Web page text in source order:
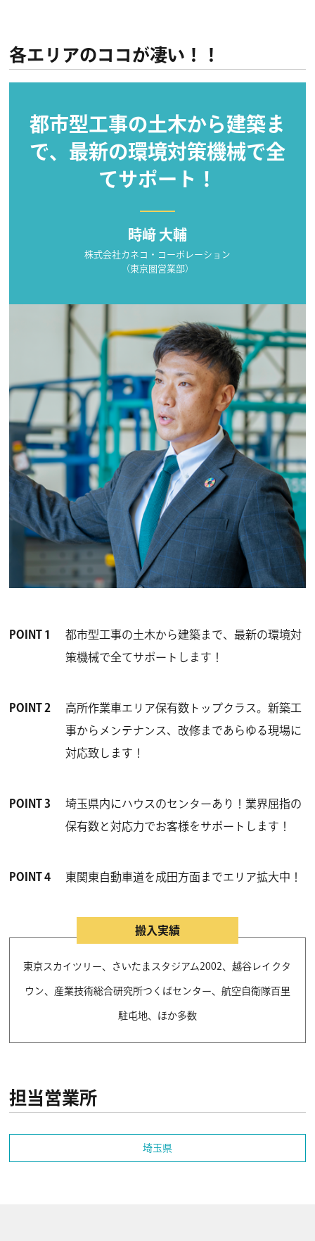
各エリアのココが凄い！！
都市型工事の土木から建築ま
で、最新の環境対策機械で全
てサポート！
時﨑 大輔
株式会社カネコ・コーポレーション
（東京圏営業部）
POINT 1
都市型工事の土木から建築まで、最新の環境対
策機械で全てサポートします！
POINT 2
高所作業車エリア保有数トップクラス。新築工
事からメンテナンス、改修まであらゆる現場に
対応致します！
POINT 3
埼玉県内にハウスのセンターあり！業界屈指の
保有数と対応力でお客様をサポートします！
POINT 4 東関東自動車道を成田方面までエリア拡大中！
搬入実績
東京スカイツリー、さいたまスタジアム2002、越谷レイクタ
ウン、産業技術総合研究所つくばセンター、航空自衛隊百里
駐屯地、ほか多数
担当営業所
埼玉県